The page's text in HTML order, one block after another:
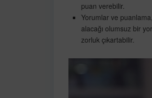
puan verebilir.
Yorumlar ve
alacağı olumsuz bir
zorluk çıkartabilir.